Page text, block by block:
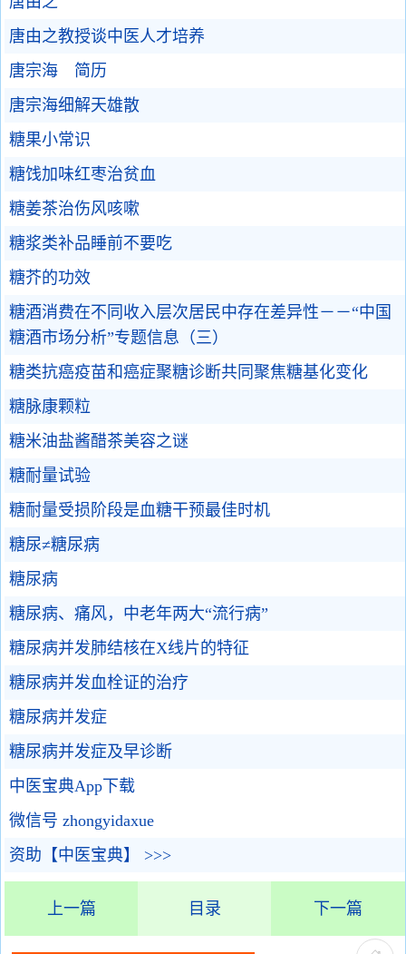
唐由之教授谈中医人才培养
唐宗海 简历
唐宗海细解天雄散
糖果小常识
糖饯加味红枣治贫血
糖姜茶治伤风咳嗽
糖浆类补品睡前不要吃
糖芥的功效
糖酒消费在不同收入层次居民中存在差异性－－“中国
糖酒市场分析”专题信息（三）
糖类抗癌疫苗和癌症聚糖诊断共同聚焦糖基化变化
糖脉康颗粒
糖米油盐酱醋茶美容之谜
糖耐量试验
糖耐量受损阶段是血糖干预最佳时机
糖尿≠糖尿病
糖尿病
糖尿病、痛风，中老年两大“流行病”
糖尿病并发肺结核在X线片的特征
糖尿病并发血栓证的治疗
糖尿病并发症
糖尿病并发症及早诊断
中医宝典App下载
微信号 zhongyidaxue
资助【中医宝典】 >>>
上一篇 目录 下一篇